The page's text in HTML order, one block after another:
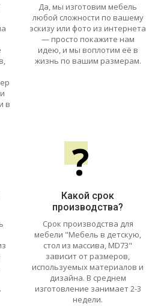
в
Да, мы изготовим мебель
любой сложности по вашему
эскизу или фото из интернета
— просто покажите нам
идею, и мы воплотим её в
жизнь по вашим размерам.
?
Какой срок
производства?
Срок производства для
мебели "Мебель в детскую,
стол из массива, MD73"
зависит от размеров,
используемых материалов и
дизайна. В среднем
изготовление занимает 2-3
недели.